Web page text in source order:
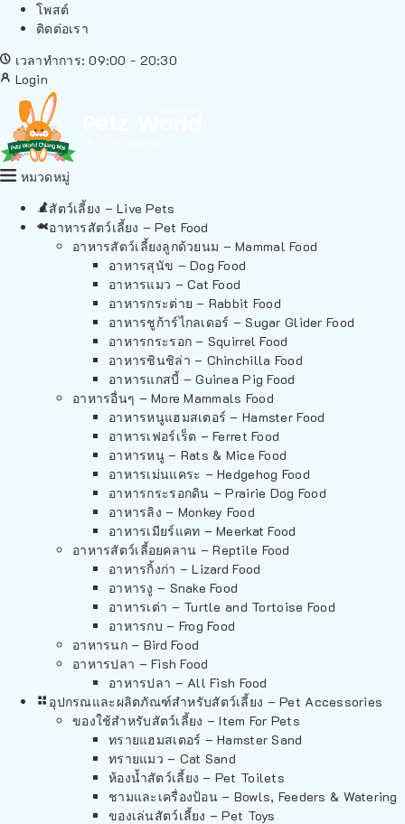
โพสต์
ติดต่อเรา
เวลาทำการ: 09:00 - 20:30
Login
หมวดหมู่
สัตว์เลี้ยง – Live Pets
อาหารสัตว์เลี้ยง – Pet Food
อาหารสัตว์เลี้ยงลูกด้วยนม – Mammal Food
อาหารสุนัข – Dog Food
อาหารแมว – Cat Food
อาหารกระต่าย – Rabbit Food
อาหารชูก้าร์ไกลเดอร์ – Sugar Glider Food
อาหารกระรอก – Squirrel Food
อาหารชินชิล่า – Chinchilla Food
อาหารแกสบี้ – Guinea Pig Food
อาหารอื่นๆ – More Mammals Food
อาหารหนูแฮมสเตอร์ – Hamster Food
อาหารเฟอร์เร็ต – Ferret Food
อาหารหนู – Rats & Mice Food
อาหารเม่นแคระ – Hedgehog Food
อาหารกระรอกดิน – Prairie Dog Food
อาหารลิง – Monkey Food
อาหารเมียร์แคท – Meerkat Food
อาหารสัตว์เลี้อยคลาน – Reptile Food
อาหารกิ้งก่า – Lizard Food
อาหารงู – Snake Food
อาหารเต่า – Turtle and Tortoise Food
อาหารกบ – Frog Food
อาหารนก – Bird Food
อาหารปลา – Fish Food
อาหารปลา – All Fish Food
อุปกรณและผลิตภัณฑ์สำหรับสัตว์เลี้ยง – Pet Accessories
ของใช้สำหรับสัตว์เลี้ยง – Item For Pets
ทรายแฮมสเตอร์ – Hamster Sand
ทรายแมว – Cat Sand
ห้องน้ำสัตว์เลี้ยง – Pet Toilets
ชามและเครื่องป้อน – Bowls, Feeders & Watering
ของเล่นสัตว์เลี้ยง – Pet Toys